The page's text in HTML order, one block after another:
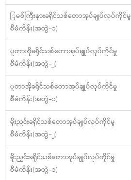
ြမစ်ကြီးနားခရိုင်သစ်တောအုပ်ချုပ်လုပ်ကိုင်မှု
စီမံကိန်း(အတွဲ−၁)
ပူတာအိုခရိုင်သစ်တောအုပ်ချုပ်လုပ်ကိုင်မှု
စီမံကိန်း(အတွဲ−၂)
ပူတာအိုခရိုင်သစ်တောအုပ်ချုပ်လုပ်ကိုင်မှု
စီမံကိန်း(အတွဲ−၁)
မိုးညှင်းခရိုင်သစ်တောအုပ်ချုပ်လုပ်ကိုင်မှု
စီမံကိန်း(အတွဲ−၂)
မိုးညှင်းခရိုင်သစ်တောအုပ်ချုပ်လုပ်ကိုင်မှု
စီမံကိန်း(အတွဲ−၁)